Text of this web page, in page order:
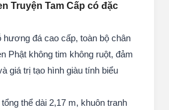
Truyện Tam Cấp có đặc
hương đá cao cấp, toàn bộ chân
Phật không tim không ruột, đảm
giá trị tạo hình giàu tính biểu
thể dài 2,17 m, khuôn tranh